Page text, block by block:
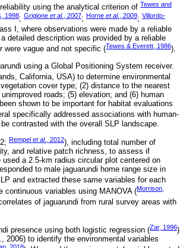
using the analytical criterion of Tewes and
1998; Grigione et al., 2007; Horne et al., 2009; Villordo-
I, where observations were made by a reliable
detailed description was provided by a reliable
were vague and not specific (Tewes & Everett, 1986).
using a Global Positioning System receiver.
California, USA) to determine environmental
cover type; (2) distance to the nearest
roads; (5) elevation; and (6) human
shown to be important for habitat evaluations
specifically addressed associations with human-
contrasted with the overall SLP landscape.
Rempel et al., 2012), including total number of
and relative patch richness, to assess if
a 2.5-km radius circular plot centered on
to male jaguarundi home range size in
and extracted these same variables for each
continuous variables using MANOVA (Morrison,
of jaguarundi from rural survey areas with
presence using both logistic regression (Zar, 1996)
., 2006) to identify the environmental variables